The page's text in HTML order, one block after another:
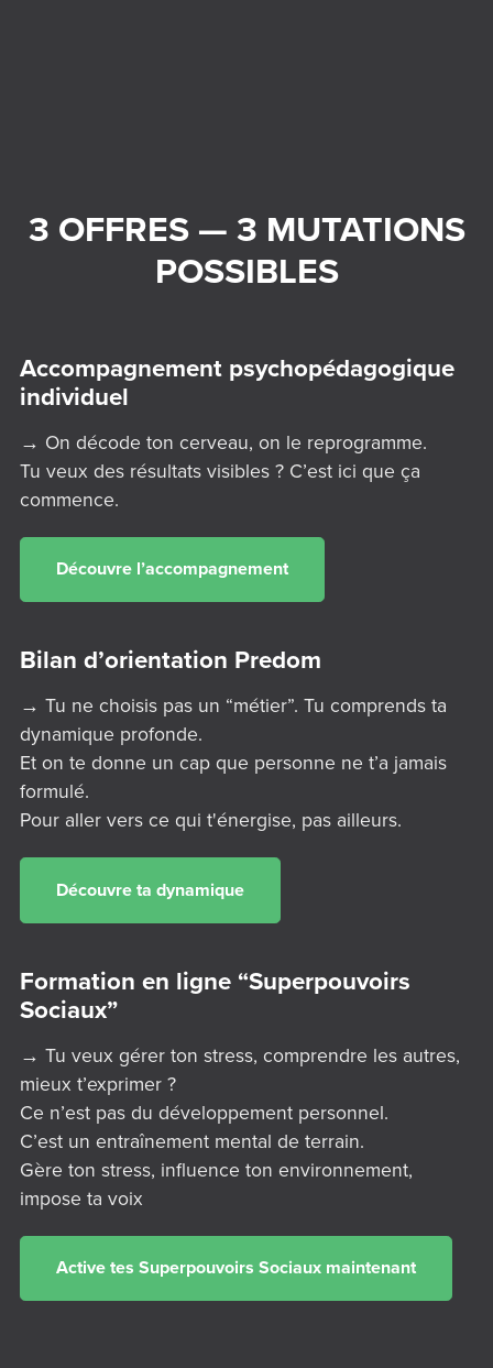
3 OFFRES — 3 MUTATIONS
POSSIBLES
Accompagnement psychopédagogique
individuel
→ On décode ton cerveau, on le reprogramme.
Tu veux des résultats visibles ? C’est ici que ça
commence.
Découvre l’accompagnement
Bilan d’orientation Predom
→ Tu ne choisis pas un “métier”. Tu comprends ta
dynamique profonde.
Et on te donne un cap que personne ne t’a jamais
formulé.
Pour aller vers ce qui t'énergise, pas ailleurs.
Découvre ta dynamique
Formation en ligne “Superpouvoirs
Sociaux”
→ Tu veux gérer ton stress, comprendre les autres,
mieux t’exprimer ?
Ce n’est pas du développement personnel.
C’est un entraînement mental de terrain.
Gère ton stress, influence ton environnement,
impose ta voix
Active tes Superpouvoirs Sociaux maintenant